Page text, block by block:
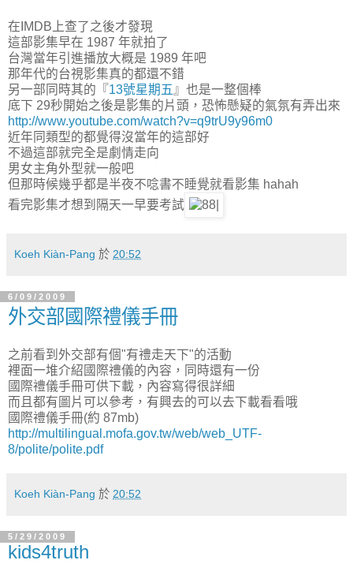
在IMDB上查了之後才發現
這部影集早在 1987 年就拍了
台灣當年引進播放大概是 1989 年吧
那年代的台視影集真的都還不錯
另一部同時其的『13號星期五 』也是一整個棒
底下 29秒開始之後是影集的片頭，恐怖懸疑的氣氛有弄出來
http://www.youtube.com/watch?v=q9trU9y96m0
近年同類型的都覺得沒當年的這部好
不過這部就完全是劇情走向
男女主角外型就一般吧
但那時候幾乎都是半夜不唸書不睡覺就看影集 hahah
看完影集才想到隔天一早要考試
Koeh Kiàn-Pang 於 20:52
6/09/2009
外交部國際禮儀手冊
之前看到外交部有個"有禮走天下"的活動
裡面一堆介紹國際禮儀的內容，同時還有一份
國際禮儀手冊可供下載，內容寫得很詳細
而且都有圖片可以參考，有興去的可以去下載看看哦
國際禮儀手冊(約 87mb)
http://multilingual.mofa.gov.tw/web/web_UTF-
8/polite/polite.pdf
Koeh Kiàn-Pang 於 20:52
5/29/2009
kids4truth